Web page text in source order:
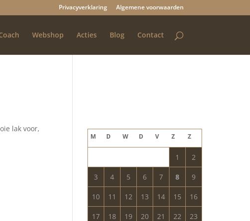
Privacyverklaring Algemene voorwaarden
Webshop Acties Blog Contact
lak voor,
M D W D V Z Z
1 2
3 4 5 6 7 8 9
10 11 12 13 14 15 16
17 18 19 20 21 22 23